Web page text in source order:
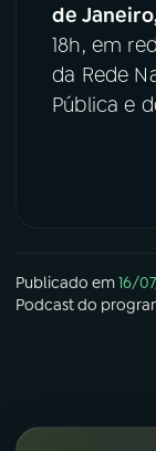
de
18h, em
da Rede
Pública e
Publicado em16/
Podcastdo